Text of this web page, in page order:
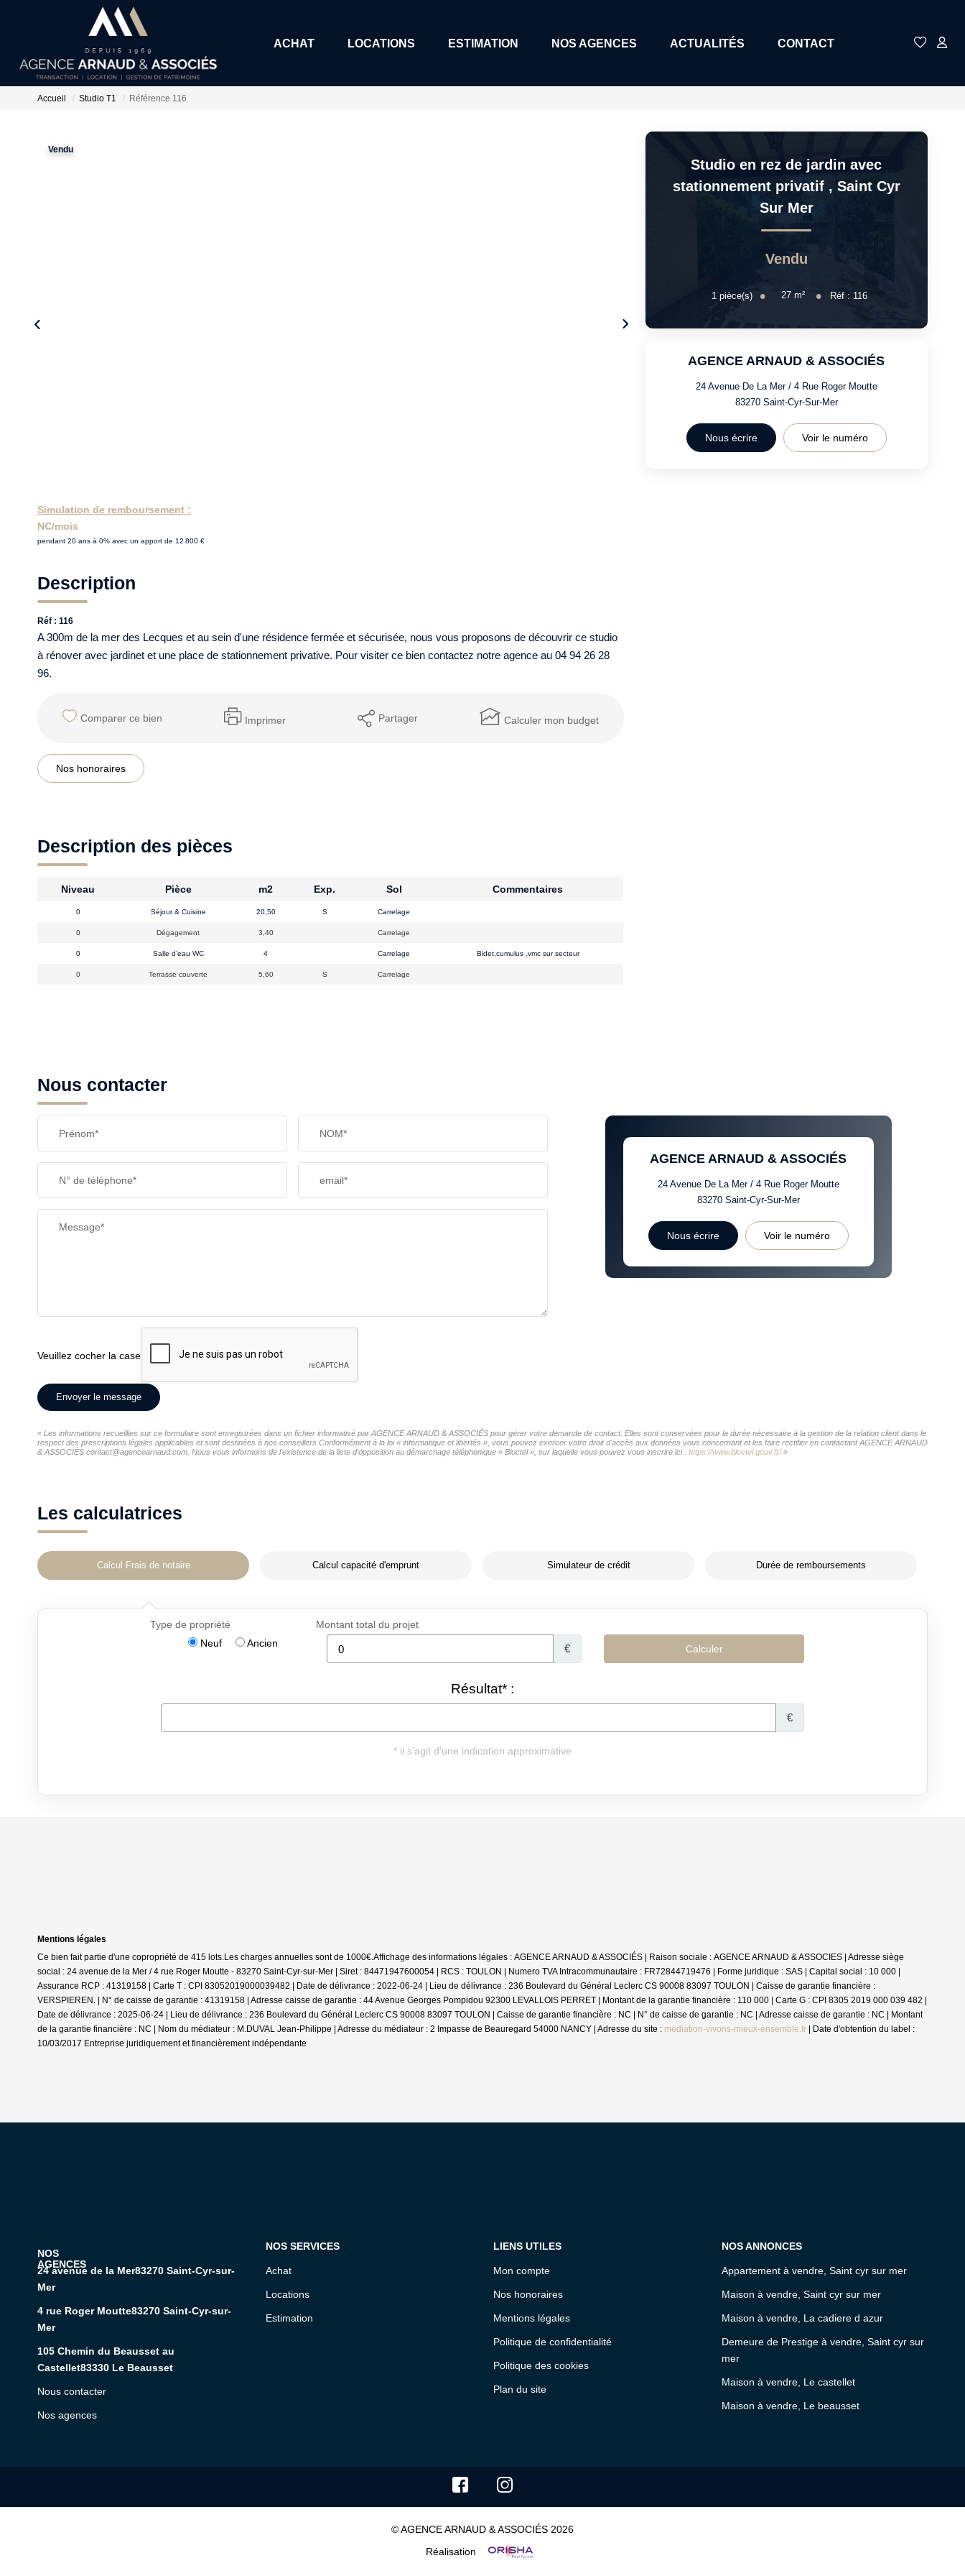
ACHAT LOCATIONS ESTIMATION NOS AGENCES ACTUALITÉS CONTACT
Accueil Studio T1 Référence 116
Vendu
Simulation de remboursement :
NC/mois
pendant 20 ans à 0% avec un apport de 12 800 €
Description
Réf : 116
A 300m de la mer des Lecques et au sein d'une résidence fermée et sécurisée, nous vous proposons de découvrir ce studio
à rénover avec jardinet et une place de stationnement privative. Pour visiter ce bien contactez notre agence au 04 94 26 28
96.
Comparer ce bien Imprimer Partager Calculer mon budget
Nos honoraires
Description des pièces
Niveau Pièce m2 Exp. Sol Commentaires
0 Séjour & Cuisine 20,50 S Carrelage
0 Dégagement 3,40 Carrelage
0 Salle d'eau WC 4 Carrelage Bidet,cumulus ,vmc sur secteur
0 Terrasse couverte 5,60 S Carrelage
Studio en rez de jardin avec
stationnement privatif , Saint Cyr
Sur Mer
Vendu
1 pièce(s) 27 m² Réf : 116
AGENCE ARNAUD & ASSOCIÉS
24 Avenue De La Mer / 4 Rue Roger Moutte
83270 Saint-Cyr-Sur-Mer
Nous écrire Voir le numéro
Nous contacter
Prénom* NOM*
N° de téléphone* email*
Message*
Veuillez cocher la case
Envoyer le message
AGENCE ARNAUD & ASSOCIÉS
24 Avenue De La Mer / 4 Rue Roger Moutte
83270 Saint-Cyr-Sur-Mer
Nous écrire Voir le numéro
« Les informations recueillies sur ce formulaire sont enregistrées dans un fichier informatisé par AGENCE ARNAUD & ASSOCIÉS pour gérer votre demande de contact. Elles sont conservées pour la durée nécessaire à la gestion de la relation client dans le
respect des prescriptions légales applicables et sont destinées à nos conseillers Conformément à la loi « informatique et libertés », vous pouvez exercer votre droit d'accès aux données vous concernant et les faire rectifier en contactant AGENCE ARNAUD
& ASSOCIÉS contact@agencearnaud.com. Nous vous informons de l'existence de la liste d'opposition au démarchage téléphonique « Bloctel », sur laquelle vous pouvez vous inscrire ici : https://www.bloctel.gouv.fr/»
Les calculatrices
Calcul Frais de notaire Calcul capacité d'emprunt Simulateur de crédit Durée de remboursements
Mentions légales
Ce bien fait partie d'une copropriété de 415 lots.Les charges annuelles sont de 1000€.Affichage des informations légales : AGENCE ARNAUD & ASSOCIÉS | Raison sociale : AGENCE ARNAUD & ASSOCIES | Adresse siège
social : 24 avenue de la Mer / 4 rue Roger Moutte - 83270 Saint-Cyr-sur-Mer | Siret : 84471947600054 | RCS : TOULON | Numero TVA Intracommunautaire : FR72844719476 | Forme juridique : SAS | Capital social : 10 000 |
Assurance RCP : 41319158 | Carte T : CPI 83052019000039482 | Date de délivrance : 2022-06-24 | Lieu de délivrance : 236 Boulevard du Général Leclerc CS 90008 83097 TOULON | Caisse de garantie financière :
VERSPIEREN. | N° de caisse de garantie : 41319158 | Adresse caisse de garantie : 44 Avenue Georges Pompidou 92300 LEVALLOIS PERRET | Montant de la garantie financière : 110 000 | Carte G : CPI 8305 2019 000 039 482 |
Date de délivrance : 2025-06-24 | Lieu de délivrance : 236 Boulevard du Général Leclerc CS 90008 83097 TOULON | Caisse de garantie financière : NC | N° de caisse de garantie : NC | Adresse caisse de garantie : NC | Montant
de la garantie financière : NC | Nom du médiateur : M.DUVAL Jean-Philippe | Adresse du médiateur : 2 Impasse de Beauregard 54000 NANCY | Adresse du site : mediation-vivons-mieux-ensemble.fr | Date d'obtention du label :
10/03/2017 Entreprise juridiquement et financièrement indépendante
24 avenue de la Mer83270 Saint-Cyr-sur-
Mer
4 rue Roger Moutte83270 Saint-Cyr-sur-
Mer
105 Chemin du Beausset au
Castellet83330 Le Beausset
Nous contacter
Nos agences
NOS SERVICES
Achat
Locations
Estimation
LIENS UTILES
Mon compte
Nos honoraires
Mentions légales
Politique de confidentialité
Politique des cookies
Plan du site
NOS ANNONCES
Appartement à vendre, Saint cyr sur mer
Maison à vendre, Saint cyr sur mer
Maison à vendre, La cadiere d azur
Demeure de Prestige à vendre, Saint cyr sur
mer
Maison à vendre, Le castellet
Maison à vendre, Le beausset
© AGENCE ARNAUD & ASSOCIÉS 2026
Réalisation